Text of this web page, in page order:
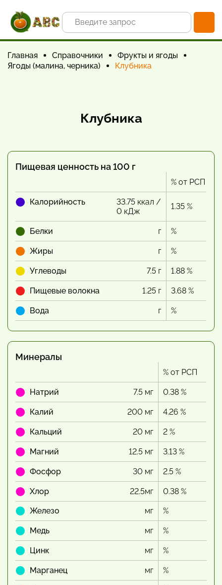
Главная Справочники
Фрукты и ягоды
Ягоды (малина, черника)
Клубника
Клубника
Пищевая ценность на 100 г
% от РСП
Калорийность
33.75 ккал /
0 кДж
1.35 %
Белки г %
Жиры г %
Углеводы 7.5 г 1.88 %
Пищевые волокна 1.25 г 3.68 %
Вода г %
Минералы
% от РСП
Натрий 7.5 мг 0.38 %
Калий 200 мг 4.26 %
Кальций 20 мг 2 %
Магний 12.5 мг 3.13 %
Фосфор 30 мг 2.5 %
Хлор 22.5мг 0.38 %
Железо мг %
Медь мг %
Цинк мг %
Марганец мг %